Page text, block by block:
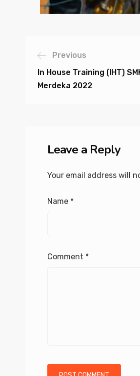
Previous
In House Training (IHT)
Merdeka 2022
Leave a Reply
Your email address will
Name *
Comment *